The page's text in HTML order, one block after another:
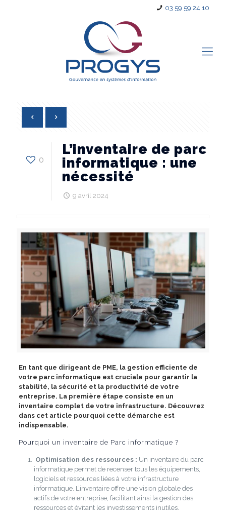
03 59 59 24 10
0
L’inventaire de parc
informatique : une
nécessité
9 avril 2024
En tant que dirigeant de PME, la gestion efficiente de
votre parc informatique est cruciale pour garantir la
stabilité, la sécurité et la productivité de votre
entreprise. La première étape consiste en un
inventaire complet de votre infrastructure. Découvrez
dans cet article pourquoi cette démarche est
indispensable.
Pourquoi un inventaire de Parc informatique ?
Optimisation des ressources : Un inventaire du parc
informatique permet de recenser tous les équipements,
logiciels et ressources liées à votre infrastructure
informatique. L’inventaire offre une vision globale des
actifs de votre entreprise, facilitant ainsi la gestion des
ressources et évitant les investissements inutiles.